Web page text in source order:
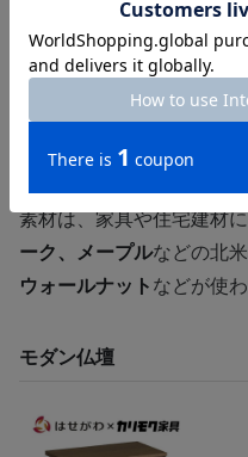
名家具メーカーとはせが
いお仏壇など、従来のお
ルでおしゃれな「モダン
た、サイズは コンパクト
選ばない
お仏壇も多くなっ
素材は、家具や住宅建材
ーク、メープルなどの北
ウォールナットなどが使
モダン仏壇